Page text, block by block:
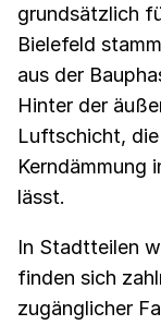
grundsätzlich
Bielefeld
aus der
Hinter der
Luftschicht,
Kerndämmung
lässt.
In Stadtteilen
finden sich
zugänglicher